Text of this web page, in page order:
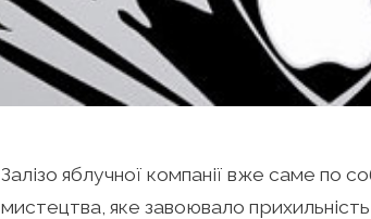
Залізо яблучної компанії вже саме по
мистецтва, яке завоювало